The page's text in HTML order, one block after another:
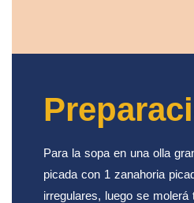
Para la sopa en una olla
picada con 1 zanahoria
irregulares, luego se molerá